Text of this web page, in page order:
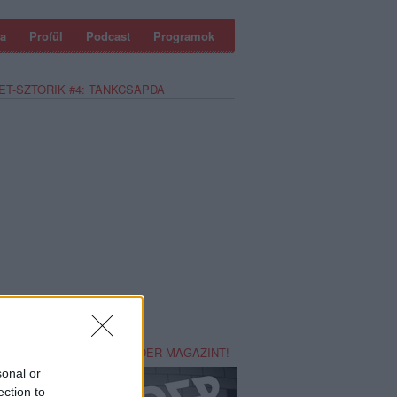
or
to
Profül Podcast Programok
SZTORIK #4: TANKCSAPDA
MAGADNAK RECORDER MAGAZINT!